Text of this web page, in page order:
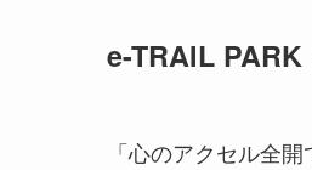
e-TRAIL PARK
「心のアクセル全